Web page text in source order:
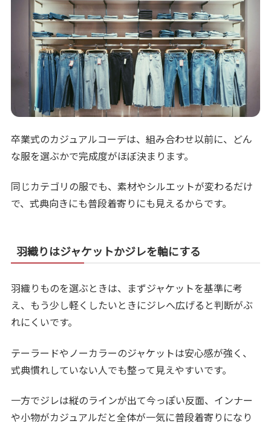
卒業式のカジュアルコーデは、組み合わせ以前に、どん
な服を選ぶかで完成度がほぼ決まります。
同じカテゴリの服でも、素材やシルエットが変わるだけ
で、式典向きにも普段着寄りにも見えるからです。
羽織りはジャケットかジレを軸にする
羽織りものを選ぶときは、まずジャケットを基準に考
え、もう少し軽くしたいときにジレへ広げると判断がぶ
れにくいです。
テーラードやノーカラーのジャケットは安心感が強く、
式典慣れしていない人でも整って見えやすいです。
一方でジレは縦のラインが出て今っぽい反面、インナー
や小物がカジュアルだと全体が一気に普段着寄りになり